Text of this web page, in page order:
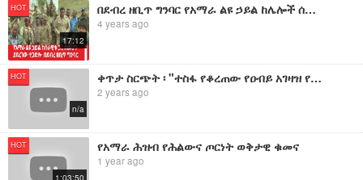
HOT
17:12
በደብረ ዘቢጥ ግንባር የአማራ ልዩ ኃይል ከሌሎች ሰራዊቶች ጋር ያደረገው ተጋድሎ
4 years ago
HOT
n/a
ቀጥታ ስርጭት ፡ "ተስፋ የቆረጠው የዐብይ አገዛዝ የነፃ እርምጃ እና የአማራ ህዝብ ተጋድሎ" የኢትዮ 360 መረጃዎች
2 years ago
HOT
1:03:50
የአማራ ሕዝብ የሕልውና ጦርነት ወቅታዊ ቁመና
1 year ago